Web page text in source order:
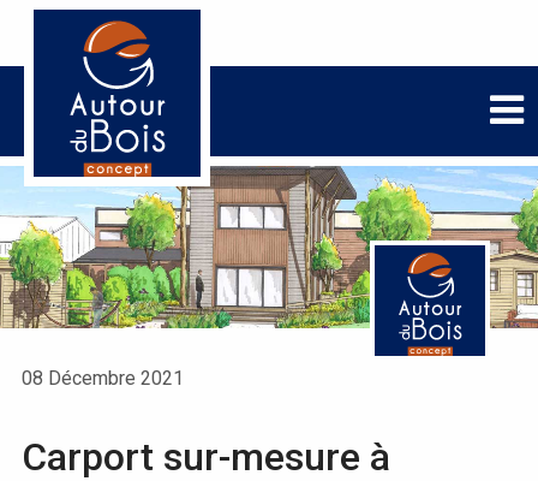
08 Décembre 2021
Carport sur-mesure à